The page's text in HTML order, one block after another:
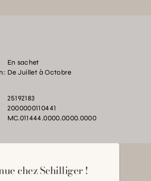
En sachet
De Juillet à Octobre
25192183
2000000110441
MC.011444.0000.0000.0000
chez Schilliger !